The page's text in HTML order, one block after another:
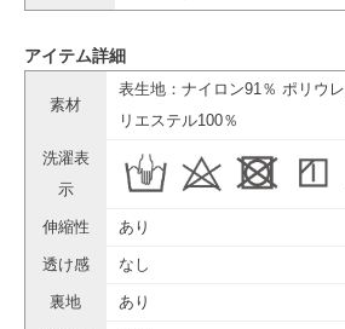
アイテム詳細
素材
表生地：ナイロン91％ ポリウ
リエステル100％
洗濯表
示
伸縮性 あり
透け感 なし
裏地 あり